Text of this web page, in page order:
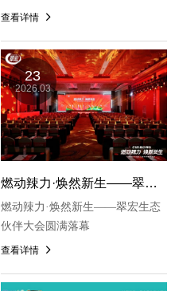
查看详情
23
2026.03
燃动辣力·焕然新生——翠宏生态伙伴大会启幕，新品赋能共筑辣味产业新生态
燃动辣力·焕然新生——翠宏生态
伙伴大会圆满落幕
查看详情